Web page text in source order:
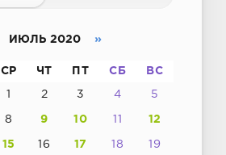
ИЮЛЬ 2020 »
СР ЧТ ПТ СБ ВС
1 2 3 4 5
8 9 10 11 12
15 16 17 18 19